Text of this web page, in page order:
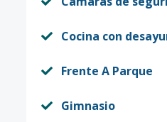
Cocina con
Frente A Parque
Gimnasio